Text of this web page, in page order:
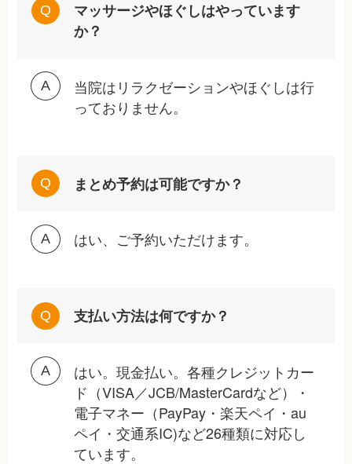
マッサージやほぐしはやっています
か？
当院はリラクゼーションやほぐしは行
っておりません。
まとめ予約は可能ですか？
はい、ご予約いただけます。
支払い方法は何ですか？
はい。現金払い。各種クレジットカー
ド（VISA／JCB/MasterCardなど）・
電子マネー（PayPay・楽天ペイ・au
ペイ・交通系IC)など26種類に対応し
ています。